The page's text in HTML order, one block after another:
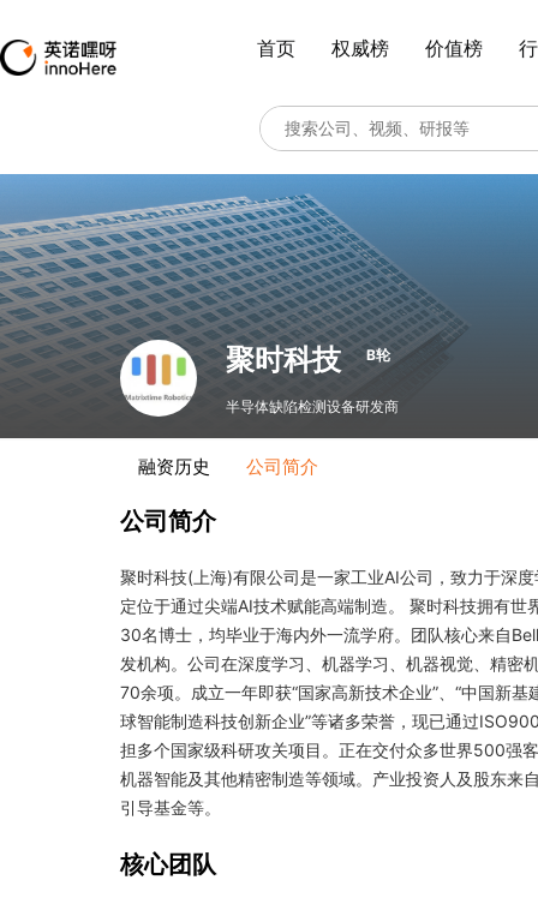
首页 权威榜 价值榜
聚时科技 B轮
半导体缺陷检测设备研发商
融资历史 公司简介
公司简介
聚时科技(上海)有限公司是一家工业AI公司，致力于深
定位于通过尖端AI技术赋能高端制造。 聚时科技拥有
30名博士，均毕业于海内外一流学府。团队核心来自
发机构。公司在深度学习、机器学习、机器视觉、精密
70余项。成立一年即获“国家高新技术企业”、“中国新
球智能制造科技创新企业”等诸多荣誉，现已通过
担多个国家级科研攻关项目。正在交付众多世界500强
机器智能及其他精密制造等领域。产业投资人及股东来
引导基金等。
核心团队